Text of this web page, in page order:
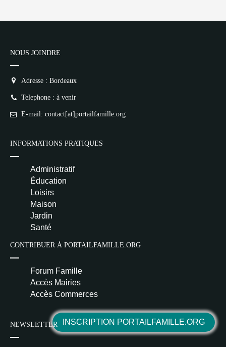
INSCRIPTION PORTAILFAMILLE.ORG
NOUS JOINDRE
Adresse : Bordeaux
Telephone : à venir
E-mail: contact[at]portailfamille.org
INFORMATIONS PRATIQUES
Administratif
Éducation
Loisirs
Maison
Jardin
Santé
CONTRIBUER À PORTAILFAMILLE.ORG
Forum Famille
Accès Mairies
Accès Commerces
NEWSLETTER